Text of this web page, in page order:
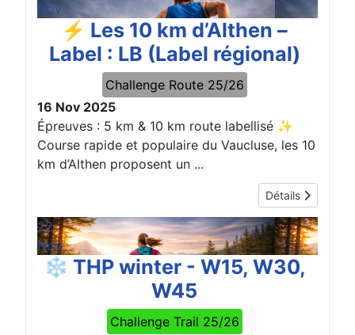
Nov
⚡ Les 10 km d’Althen –
Label : LB (Label régional)
Challenge Route 25/26
16 Nov 2025
Épreuves : 5 km & 10 km route labellisé ✨
Course rapide et populaire du Vaucluse, les 10
km d’Althen proposent un ...
Détails
22
Nov
❄️ THP winter - W15, W30,
W45
Challenge Trail 25/26